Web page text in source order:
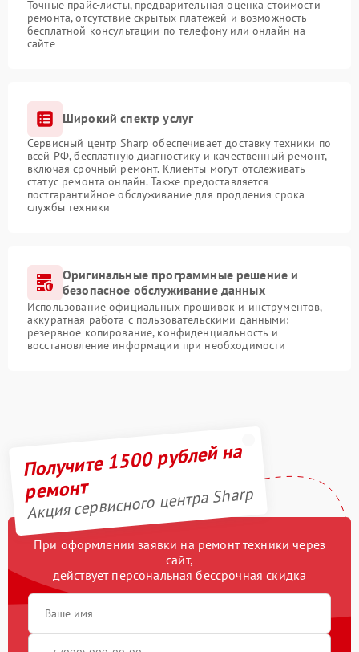
Точные прайс-листы, предварительная оценка стоимости
ремонта, отсутствие скрытых платежей и возможность
бесплатной консультации по телефону или онлайн на
сайте
Широкий спектр услуг
Сервисный центр Sharp обеспечивает доставку техники по
всей РФ, бесплатную диагностику и качественный ремонт,
включая срочный ремонт. Клиенты могут отслеживать
статус ремонта онлайн. Также предоставляется
постгарантийное обслуживание для продления срока
службы техники
Оригинальные программные решение и
безопасное обслуживание данных
Использование официальных прошивок и инструментов,
аккуратная работа с пользовательскими данными:
резервное копирование, конфиденциальность и
восстановление информации при необходимости
Получите 1500 рублей на
ремонт
Акция сервисного центра Sharp
При оформлении заявки на ремонт техники через
сайт,
действует персональная бессрочная скидка